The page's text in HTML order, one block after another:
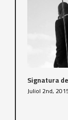
Signatura
Juliol 2nd,